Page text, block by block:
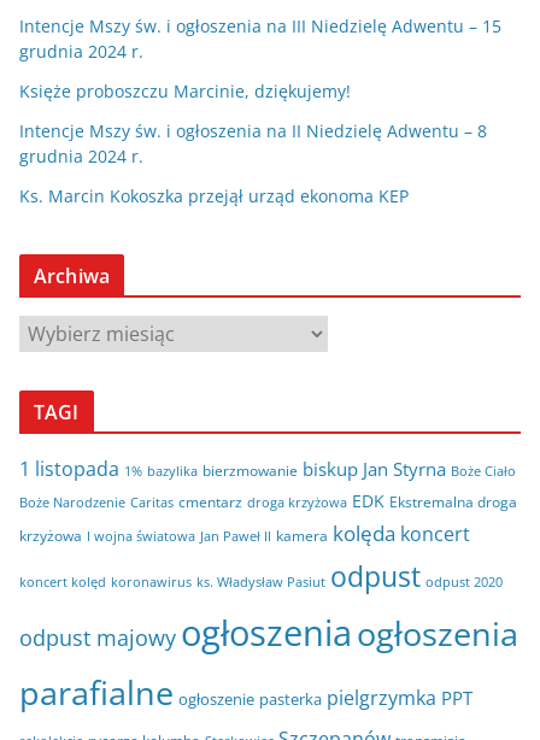
Intencje Mszy św. i ogłoszenia na III Niedzielę Adwentu – 15
grudnia 2024 r.
Księże proboszczu Marcinie, dziękujemy!
Intencje Mszy św. i ogłoszenia na II Niedzielę Adwentu – 8
grudnia 2024 r.
Ks. Marcin Kokoszka przejął urząd ekonoma KEP
Archiwa
A
r
c
w
a
TAGI
1 listopada 1% bazylika bierzmowanie biskup Jan Styrna Boże Ciało
Boże Narodzenie Caritas cmentarz droga krzyżowa EDK Ekstremalna droga
krzyżowa I wojna światowa Jan Paweł II kamera kolęda koncert
koncert kolęd koronawirus ks. Władysław Pasiut odpust odpust 2020
odpust majowy ogłoszeniaogłoszenia
parafialne ogłoszenie pasterka pielgrzymka PPT